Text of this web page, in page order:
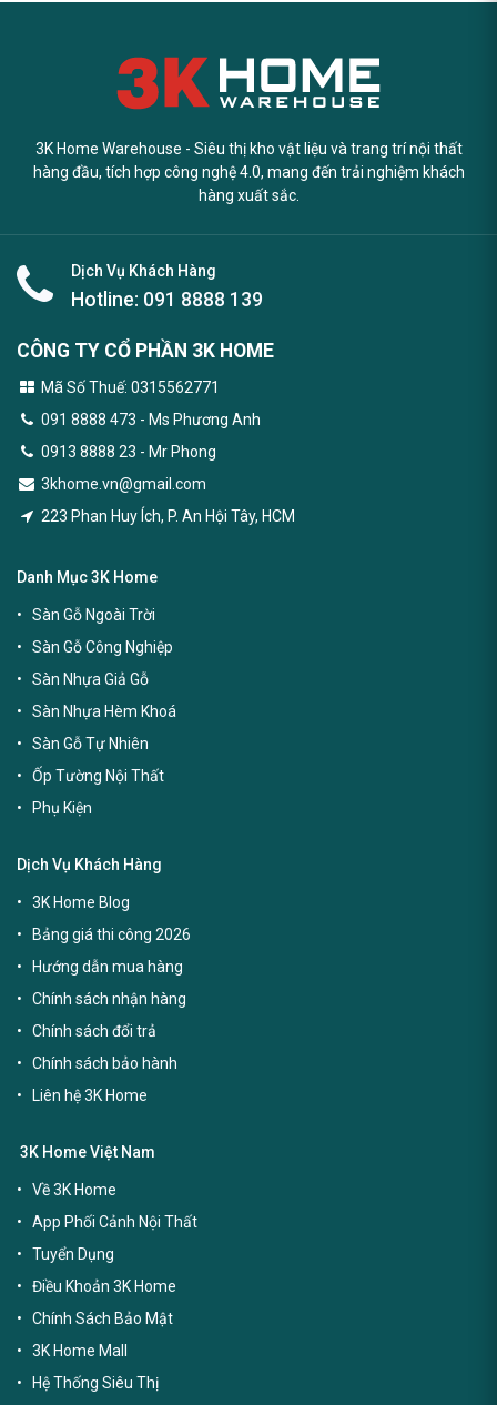
3K Home Warehouse - Siêu thị kho vật liệu và trang trí nội thất
hàng đầu, tích hợp công nghệ 4.0, mang đến trải nghiệm khách
hàng xuất sắc.
Dịch Vụ Khách Hàng
Hotline: 091 8888 139
CÔNG TY CỔ PHẦN 3K HOME
Mã Số Thuế: 0315562771
091 8888 473 - Ms Phương Anh
0913 8888 23 - Mr Phong
3khome.vn@gmail.com
223 Phan Huy Ích, P. An Hội Tây, HCM
Danh Mục 3K Home
Sàn Gỗ Ngoài Trời
Sàn Gỗ Công Nghiệp
Sàn Nhựa Giả Gỗ
Sàn Nhựa Hèm Khoá
Sàn Gỗ Tự Nhiên
Ốp Tường Nội Thất
Phụ Kiện
Dịch Vụ Khách Hàng
3K Home Blog
Bảng giá thi công 2026
Hướng dẫn mua hàng
Chính sách nhận hàng
Chính sách đổi trả
Chính sách bảo hành
Liên hệ 3K Home
3K Home Việt Nam
Về 3K Home
App Phối Cảnh Nội Thất
Tuyển Dụng
Điều Khoản 3K Home
Chính Sách Bảo Mật
3K Home Mall
Hệ Thống Siêu Thị